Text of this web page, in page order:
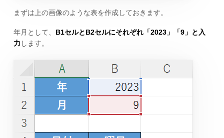
まずは上の画像のような表を作成しておきます。
年月として、 B1セルとB2セルにそれぞれ「2023」「9」と入
力 します。